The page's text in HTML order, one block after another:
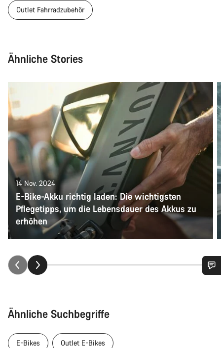
Outlet Fahrradzubehör
Ähnliche Stories
14 Nov. 2024
E-Bike-Akku richtig laden: Die wichtigsten
Pflegetipps, um die Lebensdauer des Akkus zu
erhöhen
Ähnliche Suchbegriffe
E-Bikes Outlet E-Bikes
Unsere Experten stehen dir jetzt im Chat zur Verfügung.
Chat starten